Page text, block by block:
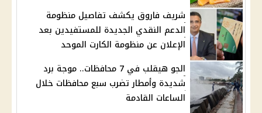
شريف فاروق يكشف تفاصيل منظومة
الدعم النقدي الجديدة للمستفيدين بعد
الإعلان عن منظومة الكارت الموحد
الجو هيقلب في 7 محافظات.. موجة برد
شديدة وأمطار تضرب سبع محافظات خلال
الساعات القادمة